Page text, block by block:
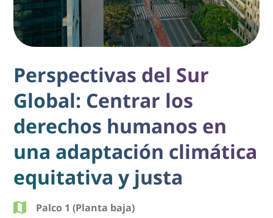
Perspectivas del Sur
Global: Centrar los
derechos humanos en
una adaptación climática
equitativa y justa
Palco 1 (Planta baja)